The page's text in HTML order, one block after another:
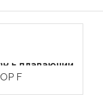
F плаваючий
F